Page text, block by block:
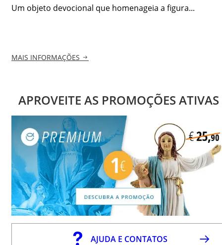
Um objeto devocional que homenageia a figura...
MAIS INFORMAÇÕES
APROVEITE AS PROMOÇÕES ATIVAS
AJUDA E CONTATOS